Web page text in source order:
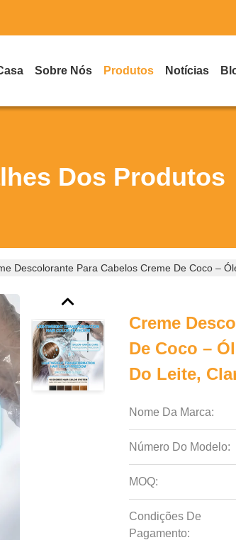
Sobre Nós Produtos Notícias
Dos Produtos
Descolorante Para Cabelos Creme De Coco –
Creme
De Coco –
Do Leite,
Nome Da Marca:
Número Do Modelo:
MOQ:
Condições De
Pagamento: